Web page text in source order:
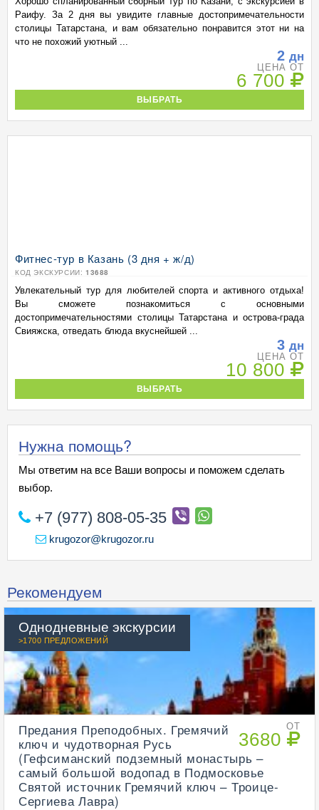
Раифу. За 2 дня вы увидите главные достопримечательности
столицы Татарстана, и вам обязательно понравится этот ни на
что не похожий уютный ...
2 дн
ЦЕНА ОТ
6 700
ВЫБРАТЬ
Фитнес-тур в Казань (3 дня + ж/д)
КОД ЭКСКУРСИИ: 13688
Увлекательный тур для любителей спорта и активного отдыха!
Вы сможете познакомиться с основными
достопримечательностями столицы Татарстана и острова-града
Свияжска, отведать блюда вкуснейшей ...
3 дн
ЦЕНА ОТ
10 800
ВЫБРАТЬ
Нужна помощь?
Мы ответим на все Ваши вопросы и поможем сделать
выбор.
+7 (977) 808-05-35
krugozor@krugozor.ru
Рекомендуем
Однодневные экскурсии
>1700 ПРЕДЛОЖЕНИЙ
ОТ
3680
Предания Преподобных. Гремячий
ключ и чудотворная Русь
(Гефсиманский подземный монастырь –
самый большой водопад в Подмосковье
Святой источник Гремячий ключ – Троице-
Сергиева Лавра)